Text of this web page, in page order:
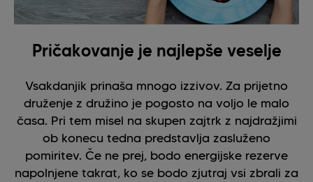
Pričakovanje je najlepše veselje
Vsakdanjik prinaša mnogo izzivov. Za prijetno
druženje z družino je pogosto na voljo le malo
časa. Pri tem misel na skupen zajtrk z najdražjimi
ob konecu tedna predstavlja zasluženo
pomiritev. Če ne prej, bodo energijske rezerve
napolnjene takrat, ko se bodo zjutraj vsi zbrali za